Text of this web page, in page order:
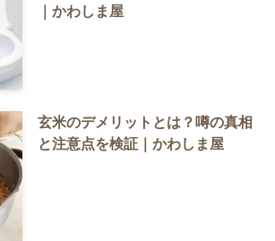
｜かわしま屋
玄米のデメリットとは？噂の真相
と注意点を検証｜かわしま屋